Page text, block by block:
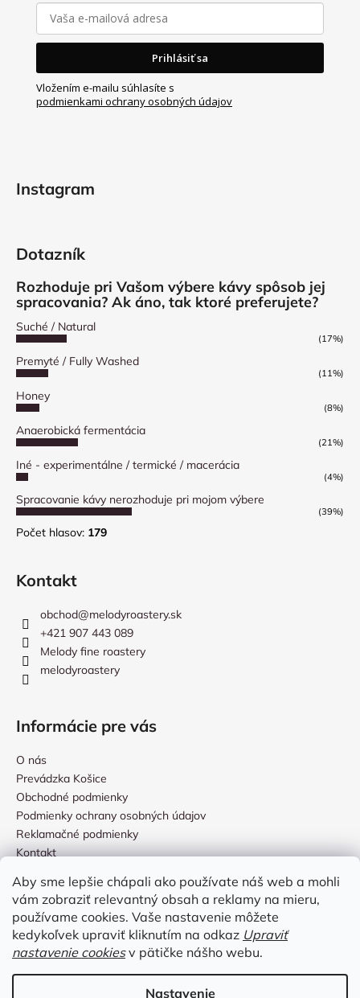
Aby sme lepšie chápali ako používate náš web a mohli
vám zobraziť relevantný obsah a reklamy na mieru,
používame cookies. Vaše nastavenie môžete
kedykoľvek upraviť kliknutím na odkaz Upraviť
nastavenie cookies v pätičke nášho webu.
Nastavenie
Prihlásiť sa
Vložením e-mailu súhlasíte s
podmienkami ochrany osobných údajov
Instagram
Dotazník
Rozhoduje pri Vašom výbere kávy spôsob jej
spracovania? Ak áno, tak ktoré preferujete?
Suché / Natural
(17%)
Premyté / Fully Washed
(11%)
Honey
(8%)
Anaerobická fermentácia
(21%)
Iné - experimentálne / termické / macerácia
(4%)
Spracovanie kávy nerozhoduje pri mojom výbere
(39%)
Počet hlasov: 179
Kontakt
obchod@melodyroastery.sk
+421 907 443 089
Melody fine roastery
melodyroastery
Informácie pre vás
O nás
Prevádzka Košice
Obchodné podmienky
Podmienky ochrany osobných údajov
Reklamačné podmienky
Kontakt
Prijímame online platby